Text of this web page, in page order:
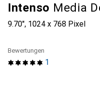
Intenso Media
9.70", 1024 x 768 Pixel
1
Bewertungen